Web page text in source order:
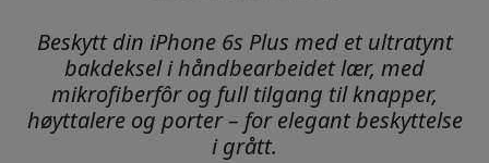
Beskytt din iPhone 6s Plus med et ultratynt
bakdeksel i håndbearbeidet lær, med
mikrofiberfôr og full tilgang til knapper,
høyttalere og porter – for elegant beskyttelse
i grått.